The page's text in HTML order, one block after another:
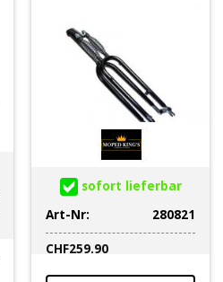
sofort lieferbar
Art-Nr:
280821
CHF259.90